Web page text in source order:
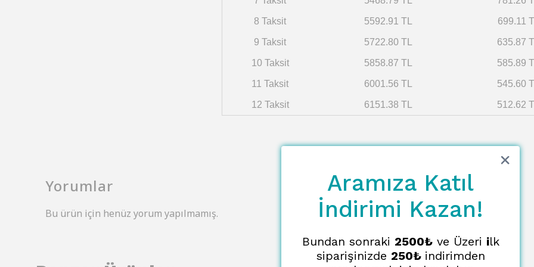
8 Taksit 5592.91 TL 699.11 TL
9 Taksit 5722.80 TL 635.87
10 Taksit 5858.87 TL 585.89
11 Taksit 6001.56 TL 545.60
12 Taksit 6151.38 TL 512.62
Yorumlar
Bu ürün için henüz yorum yapılmamış.
Aramıza Katıl
İndirimi Kazan!
Bundan sonraki 2500₺ve Üzeri ilk
siparişinizde 250₺ indirimden